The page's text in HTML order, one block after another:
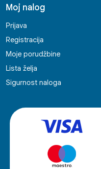
Moj nalog
Prijava
Registracija
Moje porudžbine
Lista želja
Sigurnost naloga